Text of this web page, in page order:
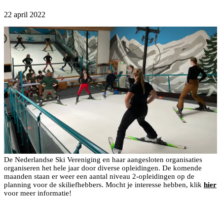
22 april 2022
De Nederlandse Ski Vereniging en haar aangesloten organisaties
organiseren het hele jaar door diverse opleidingen. De komende
maanden staan er weer een aantal niveau 2-opleidingen op de
planning voor de skiliefhebbers. Mocht je interesse hebben, klik hier
voor meer informatie!